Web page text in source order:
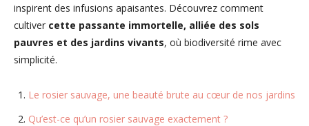
inspirent des infusions apaisantes. Découvrez comment
cultiver cette passante immortelle, alliée des sols
pauvres et des jardins vivants, où biodiversité rime avec
simplicité.
Le rosier sauvage, une beauté brute au cœur de nos jardins
Qu’est-ce qu’un rosier sauvage exactement ?